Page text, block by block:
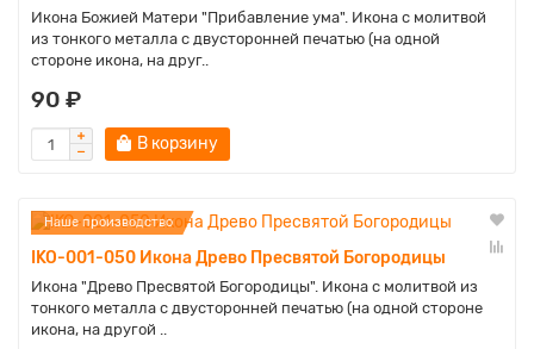
Икона Божией Матери "Прибавление ума". Икона с молитвой
из тонкого металла с двусторонней печатью (на одной
стороне икона, на друг..
90 ₽
В корзину
Наше производство
IKO-001-050 Икона Древо Пресвятой Богородицы
Икона "Древо Пресвятой Богородицы". Икона с молитвой из
тонкого металла с двусторонней печатью (на одной стороне
икона, на другой ..